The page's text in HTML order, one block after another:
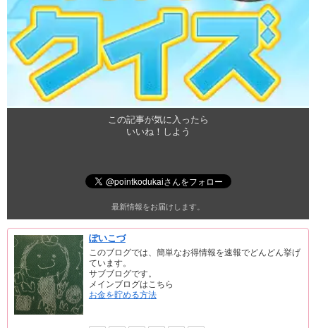
この記事が気に入ったら
いいね！しよう
最新情報をお届けします。
ぽいこづ
このブログでは、簡単なお得情報を速報でどんどん挙げ
ています。
サブブログです。
メインブログはこちら
お金を貯める方法